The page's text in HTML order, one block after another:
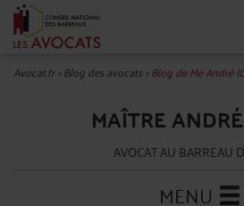
Avocat.fr>Blog des avocats>Blog de Me André
MAÎTRE
AVOCAT AU BARREAU
MENU